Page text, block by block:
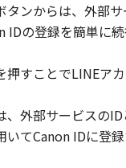
ンからは、外部
IDの登録を簡単に
押すことでLINEア
外部サービスのID
いてCanon IDに登